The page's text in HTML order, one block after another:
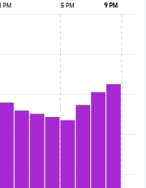
1 PM 5 PM 9 PM